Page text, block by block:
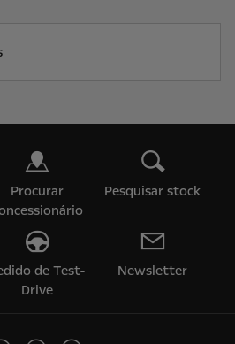
Procurar
Pesquisar stock
de Test-
Drive
Newsletter